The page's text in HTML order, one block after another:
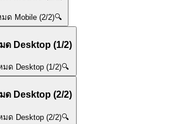
🔍
ด Desktop (1/2)
🔍
ด Desktop (2/2)
🔍